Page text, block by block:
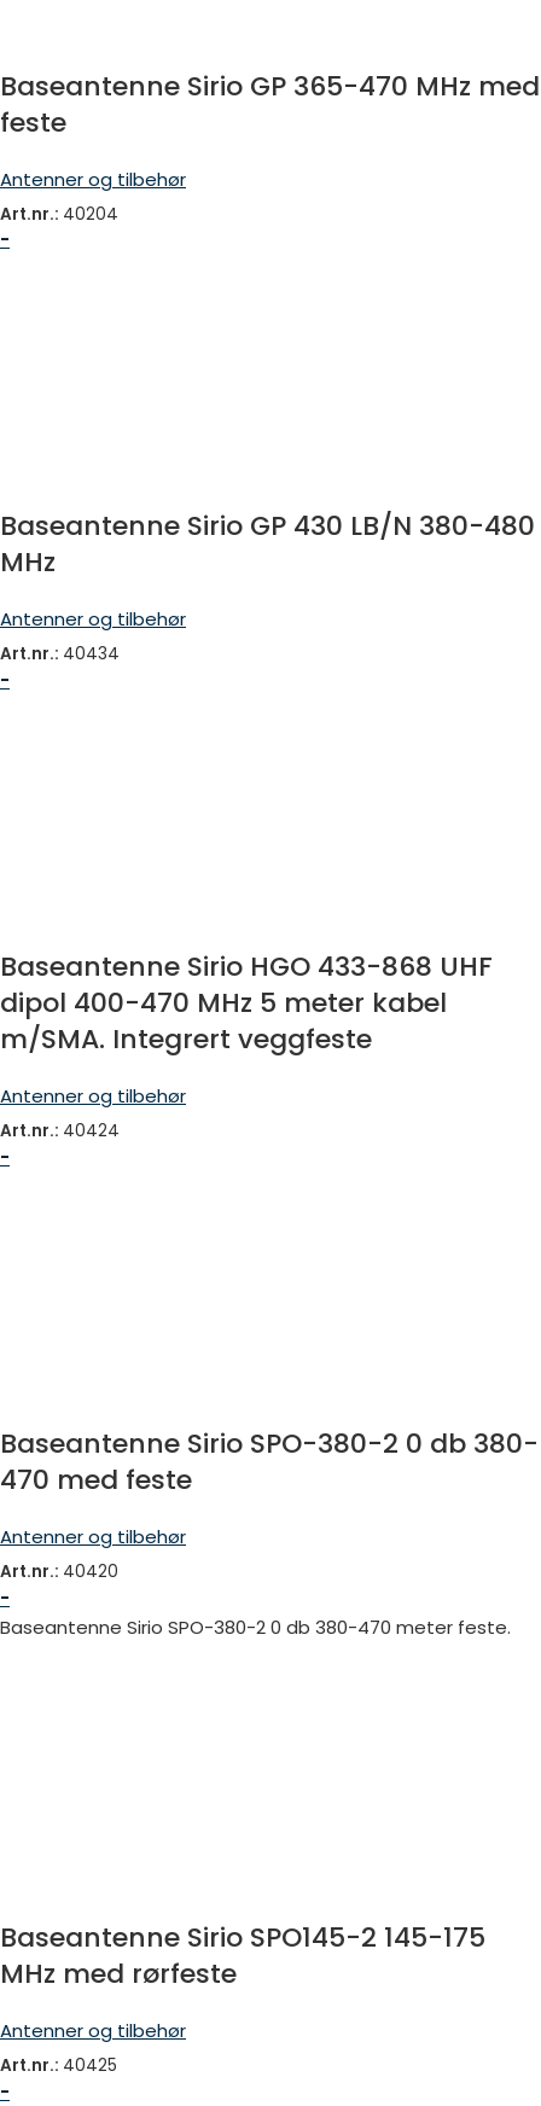
Baseantenne Sirio GP 365-470 MHz med
feste
Antenner og tilbehør
Art.nr.: 40204
-
Baseantenne Sirio GP 430 LB/N 380-480
MHz
Antenner og tilbehør
Art.nr.: 40434
-
Baseantenne Sirio HGO 433-868 UHF
dipol 400-470 MHz 5 meter kabel
m/SMA. Integrert veggfeste
Antenner og tilbehør
Art.nr.: 40424
-
Baseantenne Sirio SPO-380-2 0 db 380-
470 med feste
Antenner og tilbehør
Art.nr.: 40420
-
Baseantenne Sirio SPO-380-2 0 db 380-470 meter feste.
Baseantenne Sirio SPO145-2 145-175
MHz med rørfeste
Antenner og tilbehør
Art.nr.: 40425
-